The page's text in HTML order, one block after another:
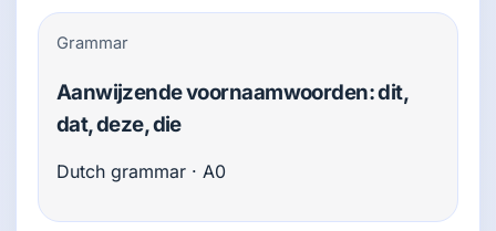
Grammar
Aanwijzende voornaamwoorden: dit,
dat, deze, die
Dutch grammar · A0